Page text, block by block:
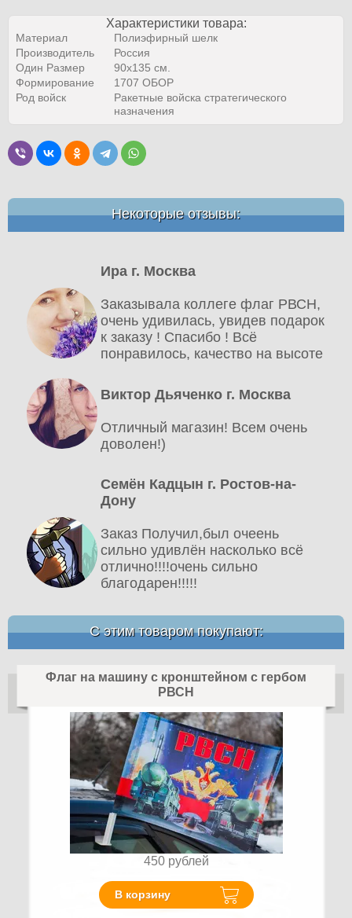
Характеристики товара:
Материал
Полиэфирный шелк
Производитель
Россия
Один Размер
90х135 см.
Формирование
1707 ОБОР
Род войск
Ракетные войска стратегического
назначения
Некоторые отзывы:
Ира г. Москва
Заказывала коллеге флаг РВСН,
очень удивилась, увидев подарок
к заказу ! Спасибо ! Всё
понравилось, качество на высоте
Виктор Дьяченко г. Москва
Отличный магазин! Всем очень
доволен!)
Семён Кадцын г. Ростов-на-
Дону
Заказ Получил,был очеень
сильно удивлён насколько всё
отлично!!!!очень сильно
благодарен!!!!!
С этим товаром покупают:
Флаг на машину с кронштейном с гербом
РВСН
450 рублей
В корзину